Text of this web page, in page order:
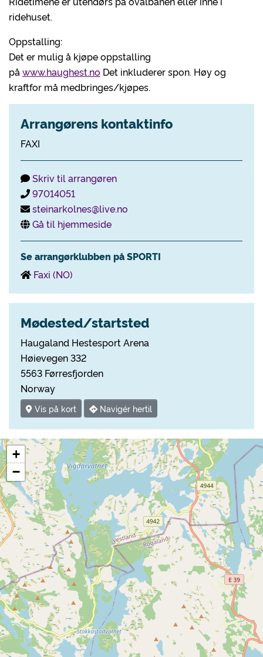
ridehuset.
Oppstalling:
Det er mulig å kjøpe oppstalling
på www.haughest.no Det inkluderer spon. Høy og
kraftfor må medbringes/kjøpes.
Arrangørens kontaktinfo
FAXI
Skriv til arrangøren
97014051
steinarkolnes@live.no
Gå til hjemmeside
Se arrangørklubben på SPORTI
Faxi (NO)
Mødested/startsted
Haugaland Hestesport Arena
Høievegen 332
5563 Førresfjorden
Norway
Vis på kort Navigér hertil
+
−